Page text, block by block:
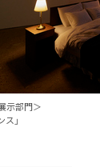
示部門＞
」